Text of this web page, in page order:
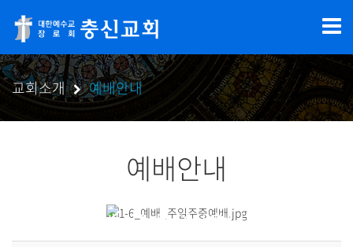
교회소개 예배안내
예배안내
예배시간을 안내합니다.